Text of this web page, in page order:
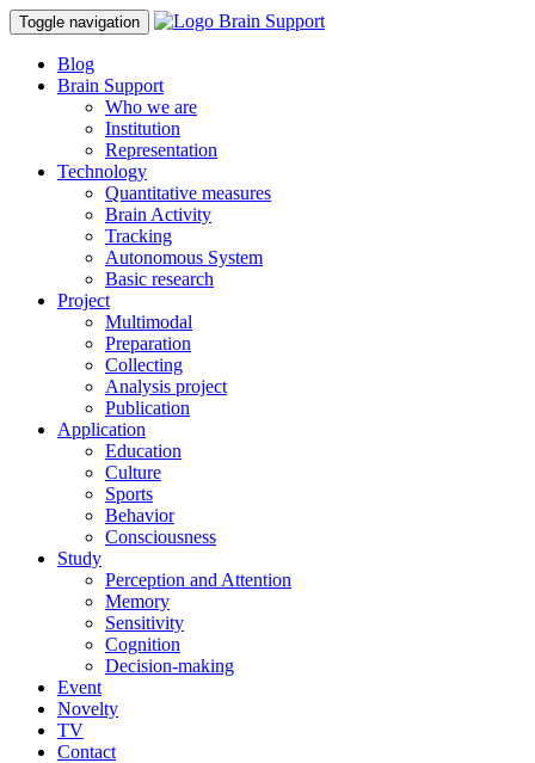
Toggle navigation
Blog
Brain Support
Who we are
Institution
Representation
Technology
Quantitative measures
Brain Activity
Tracking
Autonomous System
Basic research
Project
Multimodal
Preparation
Collecting
Analysis project
Publication
Application
Education
Culture
Sports
Behavior
Consciousness
Study
Perception and Attention
Memory
Sensitivity
Cognition
Decision-making
Event
Novelty
TV
Contact